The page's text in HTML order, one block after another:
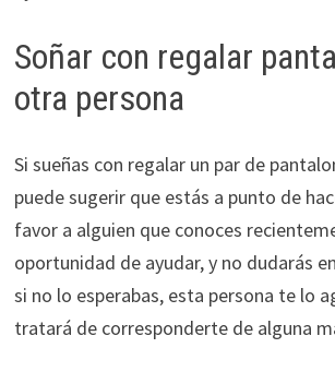
Soñar con regalar
otra persona
Si sueñas con regalar un par de
puede sugerir que estás a punto de
favor a alguien que conoces
oportunidad de ayudar, y no dudarás
si no lo esperabas, esta persona te lo
tratará de corresponderte de alguna